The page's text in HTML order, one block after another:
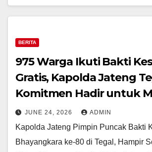
BERITA
975 Warga Ikuti Bakti
Gratis, Kapolda Jateng
Komitmen Hadir untuk
JUNE 24, 2026 ADMIN
Kapolda Jateng Pimpin Puncak Bakti
Bhayangkara ke-80 di Tegal, Hampir